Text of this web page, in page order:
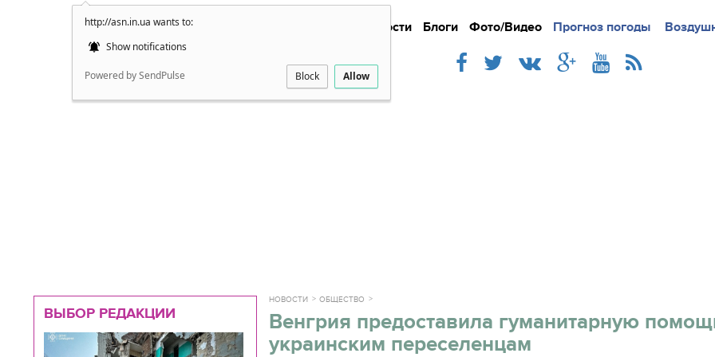
http://asn.in.ua wants to:
Show notifications
Powered by SendPulse Block Allow
Новости Блоги Фото/Видео Прогноз погоды
Подробно Новости
ВЫБОР РЕДАКЦИИ
НОВОСТИ ОБЩЕСТВО
Венгрия предоставила гуманитарную
украинским переселенцам